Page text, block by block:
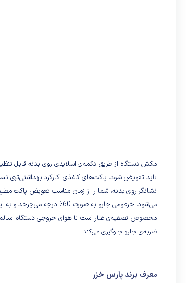
باید تعویض شود. پاکت‌های کاغذی، کارکرد بهداشتی‌تری
مخصوص تصفیه‌ی غبار است تا هوای خروجی دستگاه، سالم و
ضربه‌ی جارو جلوگیری می‌کند.
معرف برند پارس خزر